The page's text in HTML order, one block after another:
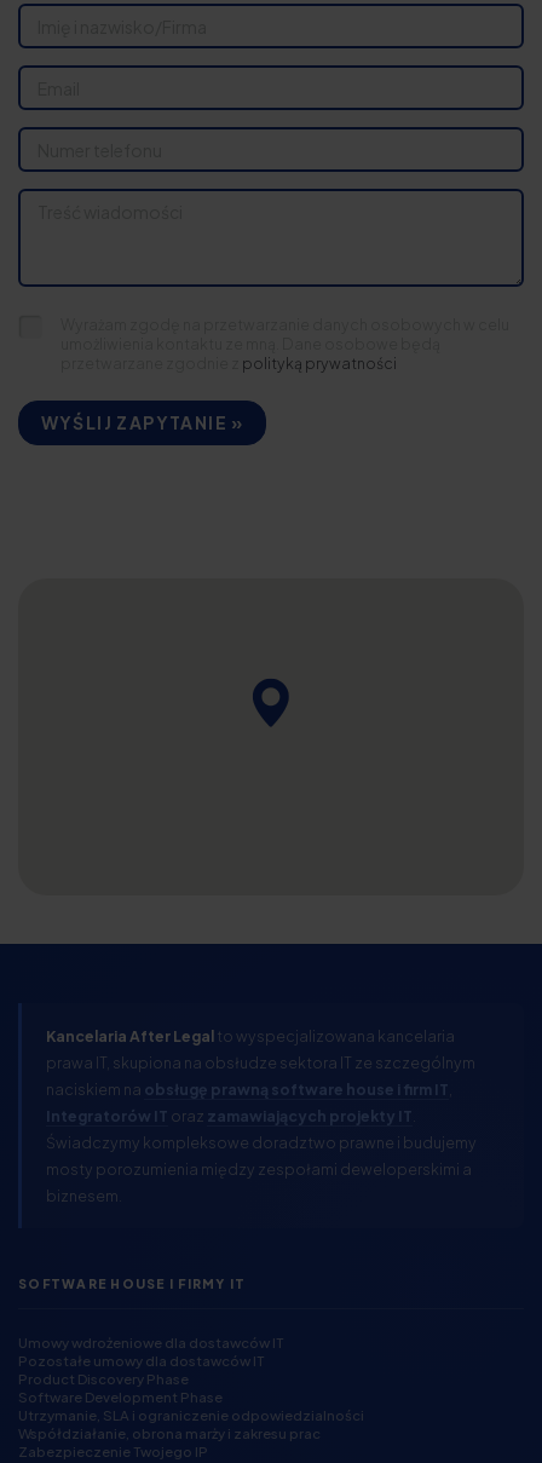
polityką prywatności
WYŚLIJ ZAPYTANIE »
Kancelaria After Legalto wyspecjalizowana kancelaria
prawa IT, skupiona na obsłudze sektora IT ze szczególnym
naciskiem na obsługę prawną software house i firm IT
Integratorów IT oraz zamawiających projekty IT
Świadczymy kompleksowe doradztwo prawne i budujemy
mosty porozumienia między zespołami deweloperskimi a
biznesem.
SOFTWARE HOUSE I FIRMY IT
Umowy wdrożeniowe dla dostawców IT
Pozostałe umowy dla dostawców IT
Product Discovery Phase
Software Development Phase
Utrzymanie, SLA i ograniczenie odpowiedzialności
Współdziałanie, obrona marży i zakresu prac
Zabezpieczenie Twojego IP